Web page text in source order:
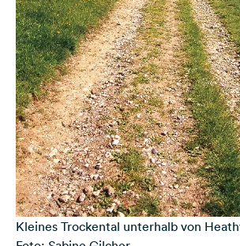
Kleines Trockental unterhalb von